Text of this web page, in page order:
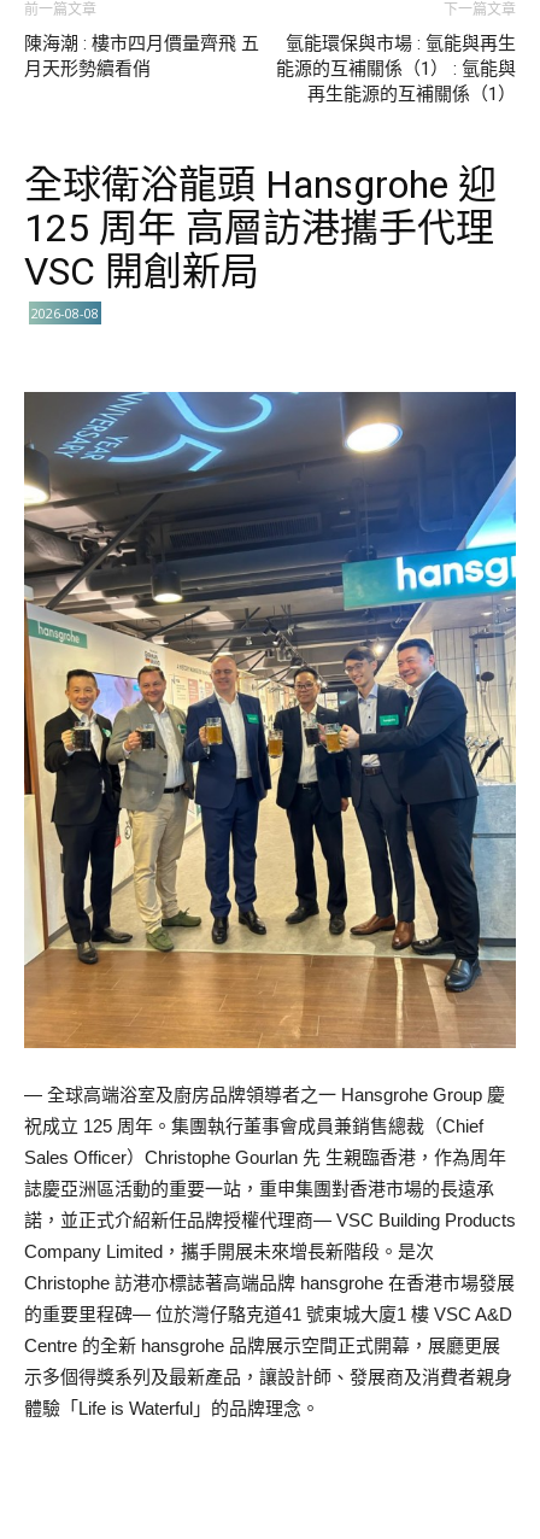
前一篇文章
陳海潮 : 樓市四月價量齊飛 五
月天形勢續看俏
下一篇文章
氫能環保與市場 : 氫能與再生
能源的互補關係（1） : 氫能與
再生能源的互補關係（1）
全球衛浴龍頭 Hansgrohe 迎
125 周年 高層訪港攜手代理
VSC 開創新局
2026-08-08
— 全球高端浴室及廚房品牌領導者之一 Hansgrohe Group 慶
祝成立 125 周年。集團執行董事會成員兼銷售總裁（Chief
Sales Officer）Christophe Gourlan 先 生親臨香港，作為周年
誌慶亞洲區活動的重要一站，重申集團對香港市場的長遠承
諾，並正式介紹新任品牌授權代理商— VSC Building Products
Company Limited，攜手開展未來增長新階段。是次
Christophe 訪港亦標誌著高端品牌 hansgrohe 在香港市場發展
的重要里程碑— 位於灣仔駱克道41 號東城大廈1 樓 VSC A&D
Centre 的全新 hansgrohe 品牌展示空間正式開幕，展廳更展
示多個得獎系列及最新產品，讓設計師、發展商及消費者親身
體驗「Life is Waterful」的品牌理念。